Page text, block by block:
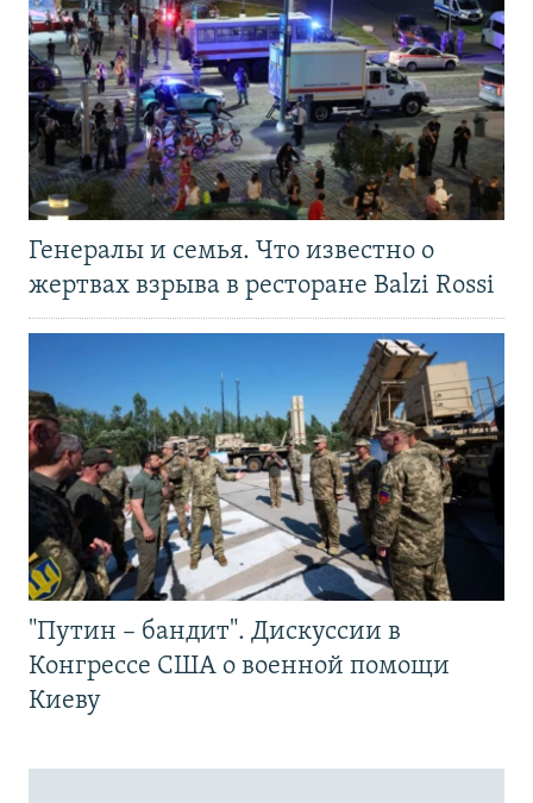
Генералы и семья. Что известно о
жертвах взрыва в ресторане Balzi Rossi
"Путин – бандит". Дискуссии в
Конгрессе США о военной помощи
Киеву